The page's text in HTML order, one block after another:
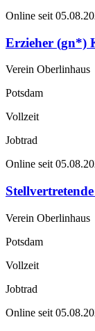
Online seit
Erzieher (gn*)
Verein Oberlinhaus
Potsdam
Vollzeit
Jobtrad
Online seit
Verein Oberlinhaus
Potsdam
Vollzeit
Jobtrad
Online seit